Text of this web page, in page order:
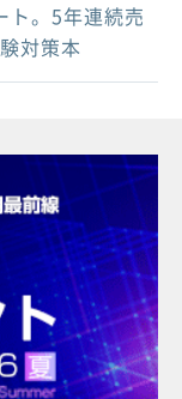
ト。5年連続売
対策本